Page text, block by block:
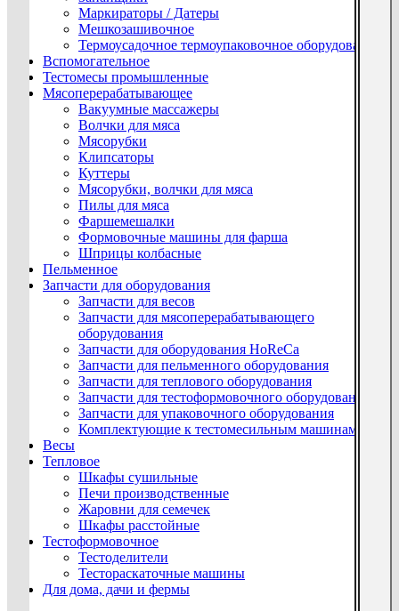
Маркираторы / Датеры
Мешкозашивочное
Термоусадочное термоупаковочное оборудование
Вспомогательное
Тестомесы промышленные
Мясоперерабатывающее
Вакуумные массажеры
Волчки для мяса
Мясорубки
Клипсаторы
Куттеры
Мясорубки, волчки для мяса
Пилы для мяса
Фаршемешалки
Формовочные машины для фарша
Шприцы колбасные
Пельменное
Запчасти для оборудования
Запчасти для весов
Запчасти для мясоперерабатывающего
оборудования
Запчасти для оборудования HoReCa
Запчасти для пельменного оборудования
Запчасти для теплового оборудования
Запчасти для тестоформовочного оборудования
Запчасти для упаковочного оборудования
Комплектующие к тестомесильным машинам
Весы
Тепловое
Шкафы сушильные
Печи производственные
Жаровни для семечек
Шкафы расстойные
Тестоформовочное
Тестоделители
Тестораскаточные машины
Для дома, дачи и фермы